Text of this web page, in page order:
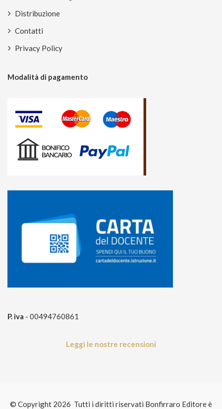
Distribuzione
Contatti
Privacy Policy
Modalità di pagamento
P. iva - 00494760861
Leggi le nostre recensioni
© Copyright 2026 Tutti i diritti riservati Bonfirraro Editore è